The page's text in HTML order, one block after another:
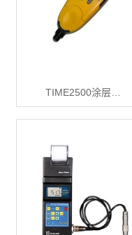
TIME2500涂层…